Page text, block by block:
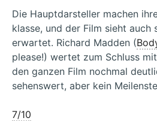
Die Hauptdarsteller machen
klasse, und der Film sieht auch
erwartet. Richard Madden (
please!) wertet zum Schluss
den ganzen Film nochmal
sehenswert, aber kein
7/10